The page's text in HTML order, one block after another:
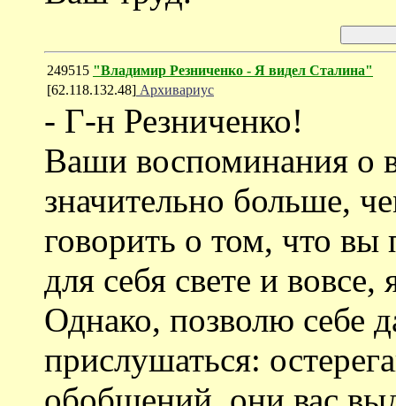
249515 "Владимир Резниченко - Я видел Сталина"
[62.118.132.48] Архивариус
- Г-н Резниченко!
Ваши воспоминания о
значительно больше,
говорить о том, что вы
для себя свете и
Однако, позволю себе
прислушаться: